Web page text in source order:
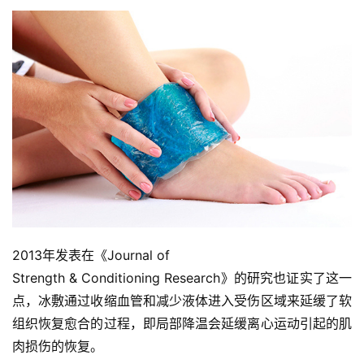
视
频
用
户
精
选
运
动
2013年发表在《Journal of
Strength & Conditioning Research》的研究也证实了这一
点，冰敷通过收缩血管和减少液体进入受伤区域来延缓了软
组织恢复愈合的过程，即局部降温会延缓离心运动引起的肌
肉损伤的恢复。